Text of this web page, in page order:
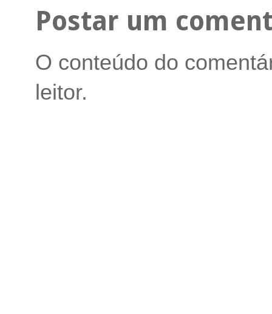
Postar um
O conteúdo do
leitor.